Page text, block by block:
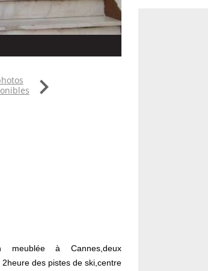

meublée à Cannes,deux
des pistes de ski,centre